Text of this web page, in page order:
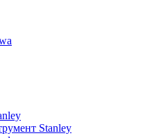
Stanley